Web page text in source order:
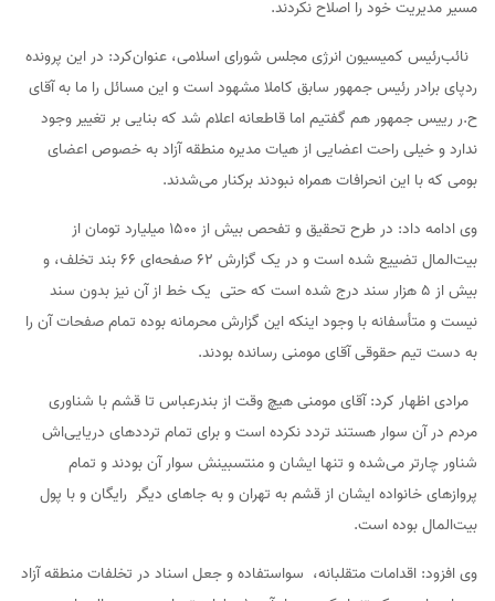
مسیر مدیریت خود را اصلاح نکردند.
نائب‌رئیس کمیسیون انرژی مجلس شورای اسلامی، عنوان‌کرد: در این پرونده
ردپای برادر رئیس جمهور سابق کاملا مشهود است و این مسائل را ما به آقای
ح.ر رییس جمهور هم گفتیم اما قاطعانه اعلام شد که بنایی بر تغییر وجود
ندارد و خیلی راحت اعضایی از هیات مدیره منطقه آزاد به خصوص اعضای
بومی که با این انحرافات همراه نبودند برکنار می‌شدند.
وی ادامه داد: در طرح تحقیق و تفحص بیش از ۱۵۰۰ میلیارد تومان از
بیت‌المال تضییع شده است و در یک گزارش ۶۲ صفحه‌ای ۶۶ بند تخلف، و
بیش از ۵ هزار سند درج شده است که حتی یک خط از آن نیز بدون سند
نیست و متأسفانه با وجود اینکه این گزارش محرمانه بوده تمام صفحات آن را
به دست تیم حقوقی آقای مومنی رسانده بودند.
مرادی اظهار کرد: آقای مومنی هیچ وقت از بندرعباس تا قشم با شناوری
مردم در آن سوار هستند تردد نکرده است و برای تمام ترددهای دریایی‌اش
شناور چارتر می‌شده و تنها ایشان و منتسبینش سوار آن بودند و تمام
پروازهای خانواده‌ ایشان از قشم به تهران و به جاهای دیگر رایگان و با پول
بیت‌المال بوده است.
وی افزود: اقدامات متقلبانه، سواستفاده و جعل اسناد در تخلفات منطقه آزاد